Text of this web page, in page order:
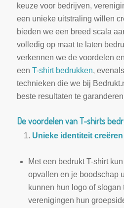
keuze voor bedrijven,
een unieke uitstraling willen
bieden we een breed scala
volledig op maat te laten
verkennen we de voordelen
een T-shirt bedrukken,
technieken die we bij
beste resultaten te
De voordelen van T-shirts
Unieke identiteit creëren
Met een bedrukt T-shirt
opvallen en je boodschap
kunnen hun logo of slogan
verenigingen hun